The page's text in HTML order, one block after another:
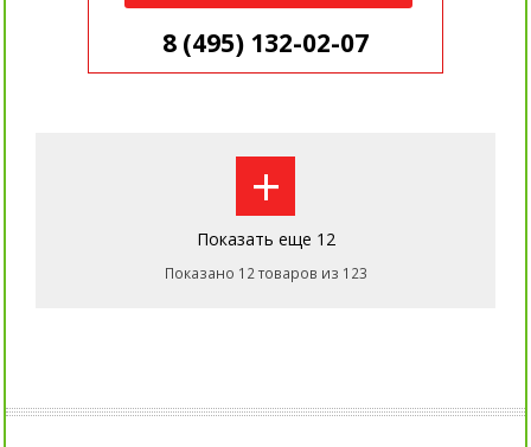
8 (495) 132-02-07
+
Показать еще 12
Показано 12 товаров из 123